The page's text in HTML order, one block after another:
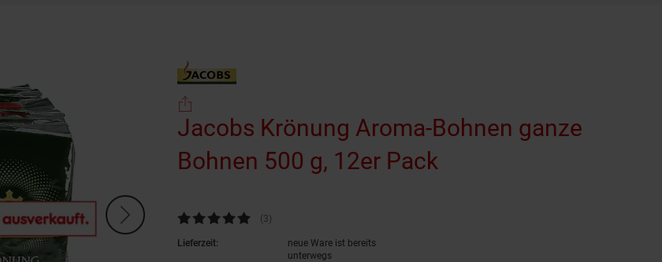
Jacobs Krönung Aroma-Bohnen ganze
Bohnen 500 g, 12er Pack
Kundenbewertung: 5 von 5 Sternen
(3Kundenbewertungen
)
Lieferzeit:
neue Ware ist bereits
unterwegs